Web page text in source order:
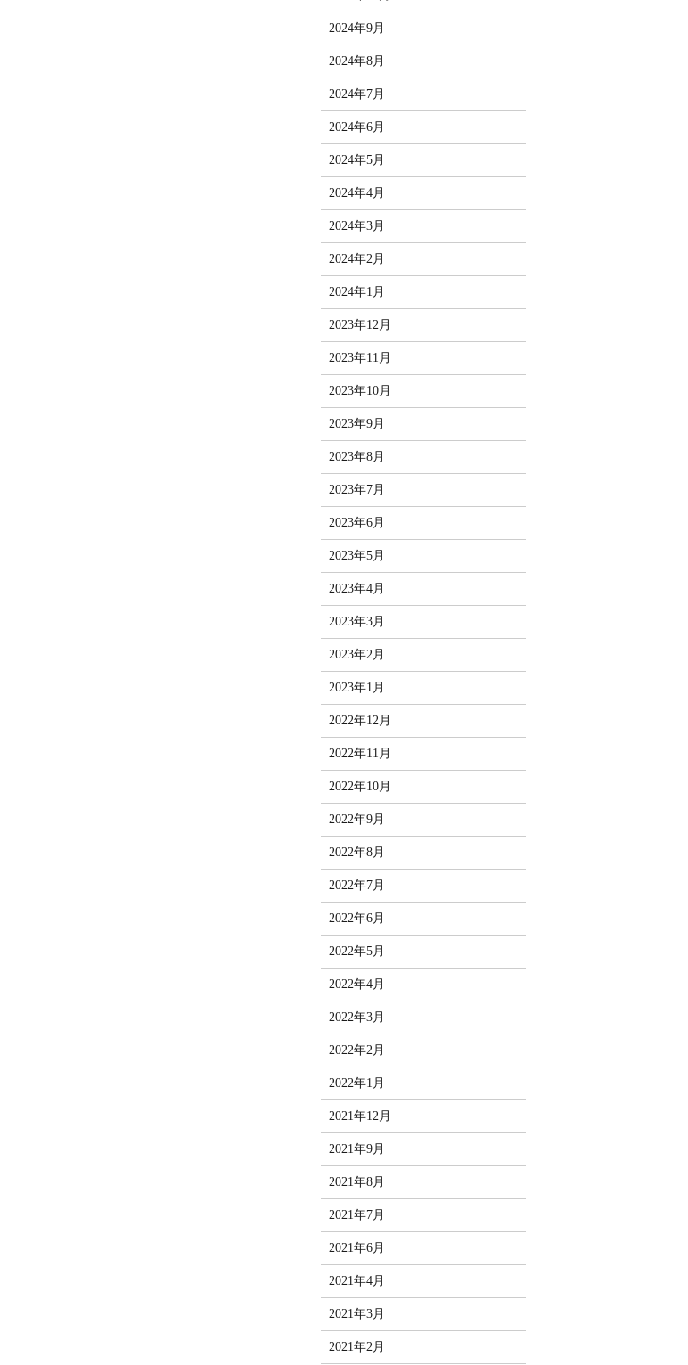
2024年9月
2024年8月
2024年7月
2024年6月
2024年5月
2024年4月
2024年3月
2024年2月
2024年1月
2023年12月
2023年11月
2023年10月
2023年9月
2023年8月
2023年7月
2023年6月
2023年5月
2023年4月
2023年3月
2023年2月
2023年1月
2022年12月
2022年11月
2022年10月
2022年9月
2022年8月
2022年7月
2022年6月
2022年5月
2022年4月
2022年3月
2022年2月
2022年1月
2021年12月
2021年9月
2021年8月
2021年7月
2021年6月
2021年4月
2021年3月
2021年2月